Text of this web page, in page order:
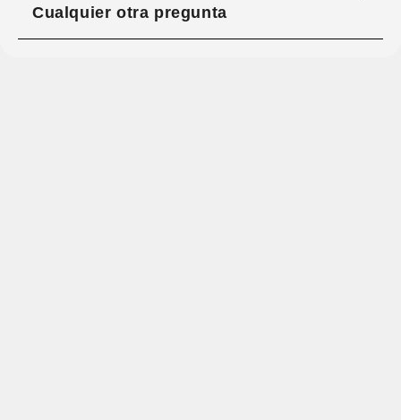
Cualquier otra pregunta